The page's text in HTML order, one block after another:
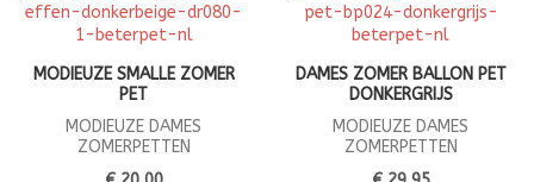
MODIEUZE SMALLE ZOMER
PET
MODIEUZE DAMES
ZOMERPETTEN
DAMES ZOMER BALLON PET
DONKERGRIJS
MODIEUZE DAMES
ZOMERPETTEN